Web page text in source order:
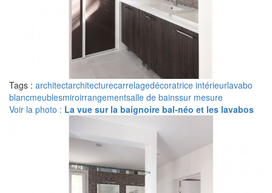
Tags : architectarchitecturecarrelagedécoratrice intérieurlavabo
blancmeublesmiroirrangementsalle de bainssur mesure
Voir la photo : La vue sur la baignoire bal-néo et les lavabos